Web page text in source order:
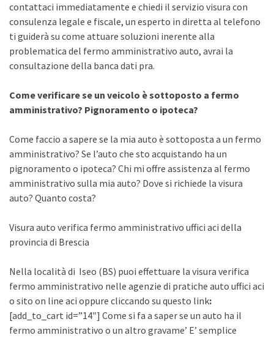
contattaci immediatamente e chiedi il servizio visura con
consulenza legale e fiscale, un esperto in diretta al telefono
ti guiderà su come attuare soluzioni inerente alla
problematica del fermo amministrativo auto, avrai la
consultazione della banca dati pra.
Come verificare se un veicolo è sottoposto a fermo
amministrativo? Pignoramento o ipoteca?
Come faccio a sapere se la mia auto è sottoposta a un fermo
amministrativo? Se l’auto che sto acquistando ha un
pignoramento o ipoteca? Chi mi offre assistenza al fermo
amministrativo sulla mia auto? Dove si richiede la visura
auto? Quanto costa?
Visura auto verifica fermo amministrativo uffici aci della
provincia di Brescia
Nella località di Iseo (BS) puoi effettuare la visura verifica
fermo amministrativo nelle agenzie di pratiche auto uffici aci
o sito on line aci oppure cliccando su questo link:
[add_to_cart id=”14″] Come si fa a saper se un auto ha il
fermo amministrativo o un altro gravame’ E’ semplice